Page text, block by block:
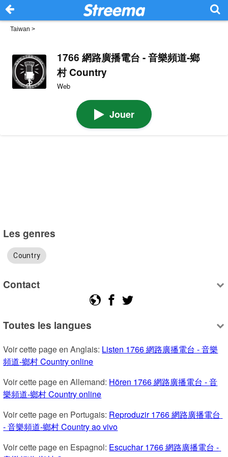
Taiwan >
1766 網路廣播電台 - 音樂頻道-鄉
村 Country
Web
Jouer
Les genres
Country
Contact
Toutes les langues
Voir cette page en Anglais: Listen 1766 網路廣播電台 - 音樂
頻道-鄉村 Country online
Voir cette page en Allemand: Hören 1766 網路廣播電台 - 音
樂頻道-鄉村 Country online
Voir cette page en Portugais: Reproduzir 1766 網路廣播電台
- 音樂頻道-鄉村 Country ao vivo
Voir cette page en Espagnol: Escuchar 1766 網路廣播電台 -